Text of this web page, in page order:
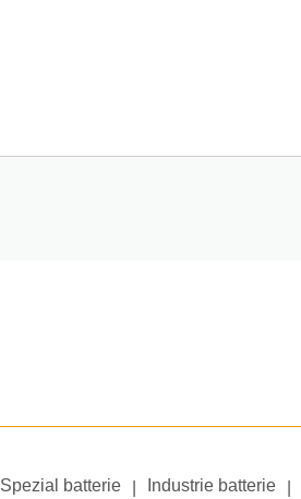
Spezial batterie Industrie batterie